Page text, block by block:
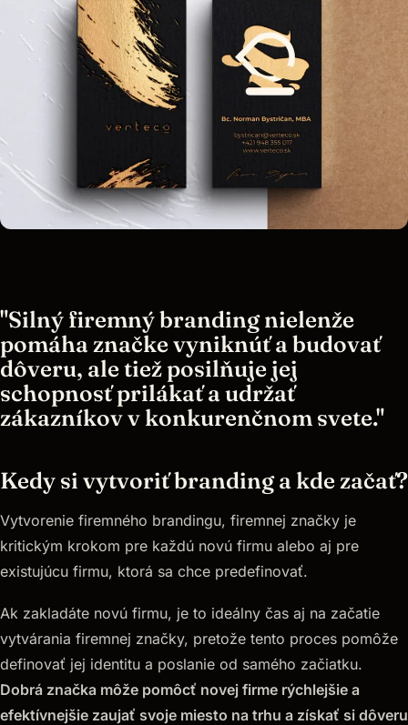
"Silný firemný branding nielenže
pomáha značke vyniknúť a budovať
dôveru, ale tiež posilňuje jej
schopnosť prilákať a udržať
zákazníkov v konkurenčnom svete."
Kedy si vytvoriť branding a kde začať?
Vytvorenie firemného brandingu, firemnej značky je
kritickým krokom pre každú novú firmu alebo aj pre
existujúcu firmu, ktorá sa chce predefinovať.
Ak zakladáte novú firmu, je to ideálny čas aj na začatie
vytvárania firemnej značky, pretože tento proces pomôže
definovať jej identitu a poslanie od samého začiatku.
Dobrá značka môže pomôcť novej firme rýchlejšie a
efektívnejšie zaujať svoje miesto na trhu a získať si dôveru